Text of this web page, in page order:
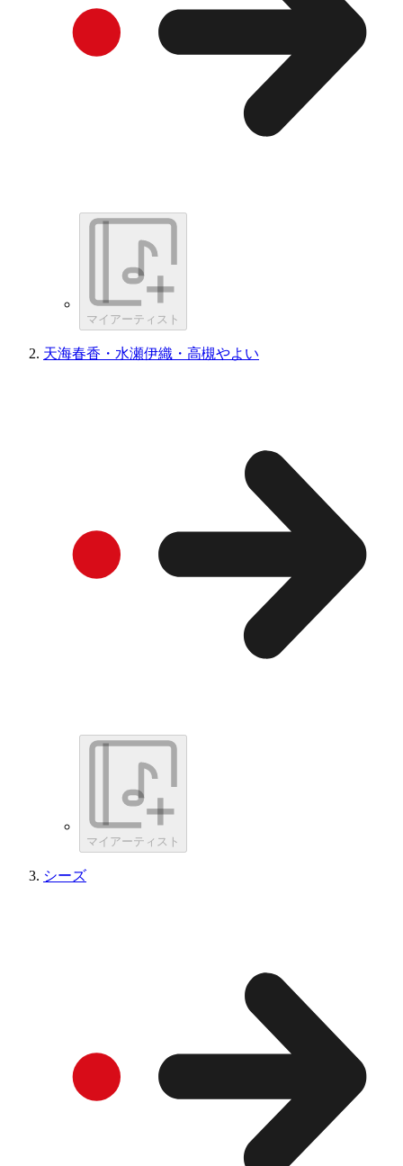
マイアーティスト
天海春香・水瀬伊織・高槻やよい
マイアーティスト
シーズ